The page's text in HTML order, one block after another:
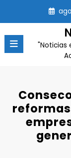
contenido
"Noticias